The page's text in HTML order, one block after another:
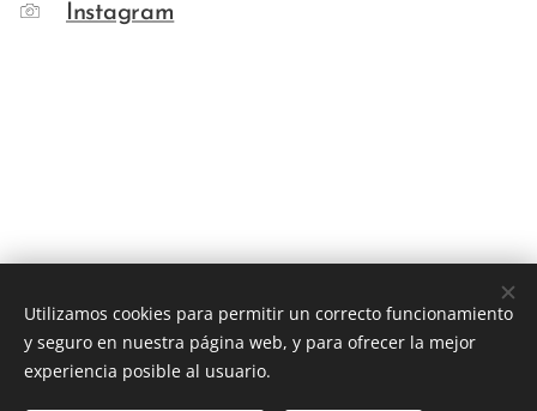
Instagram
Utilizamos cookies para permitir un correcto funcionamiento
y seguro en nuestra página web, y para ofrecer la mejor
experiencia posible al usuario.